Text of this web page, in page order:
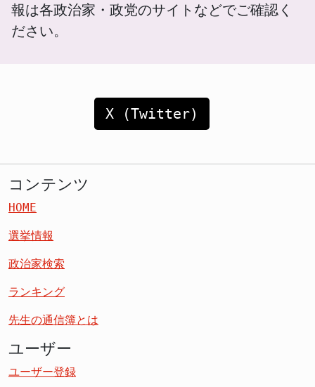
報は各政治家・政党のサイトなどでご確認く
ださい。
X (Twitter)
コンテンツ
HOME
選挙情報
政治家検索
ランキング
先生の通信簿とは
ユーザー
ユーザー登録